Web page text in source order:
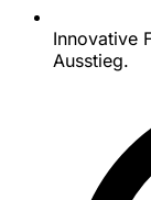
Innovative
Ausstieg.